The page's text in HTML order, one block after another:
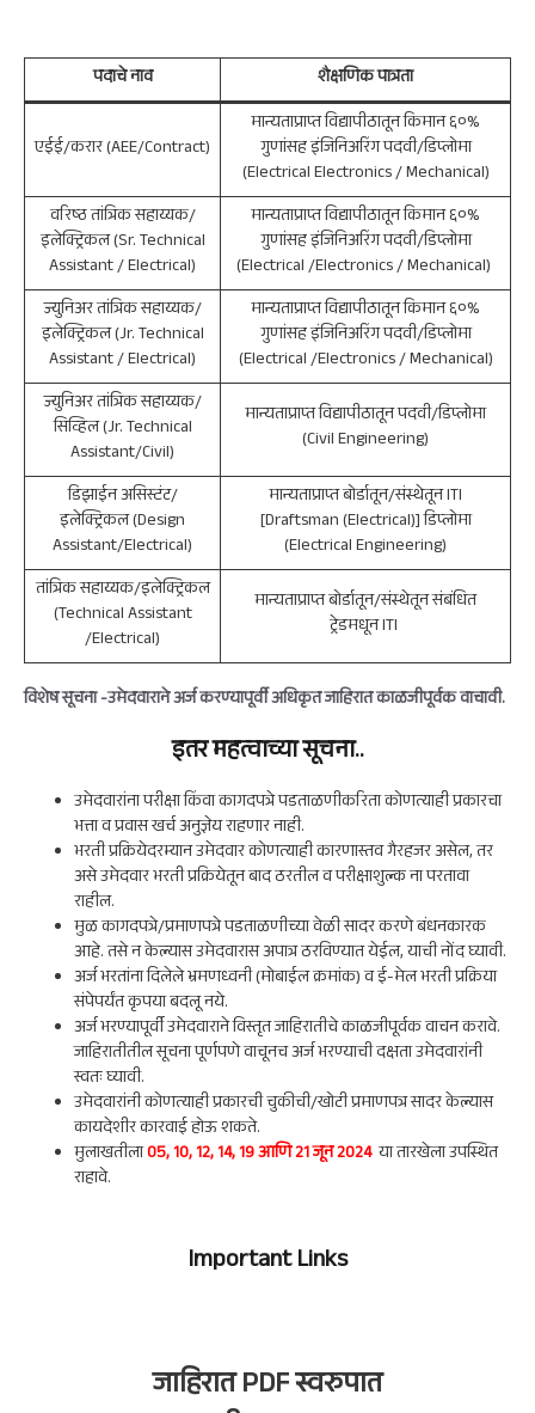
पदाचे नाव शैक्षणिक पात्रता
एईई/करार (AEE/Contract)
मान्यताप्राप्त विद्यापीठातून किमान ६०%
गुणांसह इंजिनिअरिंग पदवी/डिप्लोमा
(Electrical Electronics / Mechanical)
वरिष्ठ तांत्रिक सहाय्यक/
इलेक्ट्रिकल (Sr. Technical
Assistant / Electrical)
मान्यताप्राप्त विद्यापीठातून किमान ६०%
गुणांसह इंजिनिअरिंग पदवी/डिप्लोमा
(Electrical /Electronics / Mechanical)
ज्युनिअर तांत्रिक सहाय्यक/
इलेक्ट्रिकल (Jr. Technical
Assistant / Electrical)
मान्यताप्राप्त विद्यापीठातून किमान ६०%
गुणांसह इंजिनिअरिंग पदवी/डिप्लोमा
(Electrical /Electronics / Mechanical)
ज्युनिअर तांत्रिक सहाय्यक/
सिव्हिल (Jr. Technical
Assistant/Civil)
मान्यताप्राप्त विद्यापीठातून पदवी/डिप्लोमा
(Civil Engineering)
डिझाईन असिस्टंट/
इलेक्ट्रिकल (Design
Assistant/Electrical)
मान्यताप्राप्त बोर्डातून/संस्थेतून ITI
[Draftsman (Electrical)] डिप्लोमा
(Electrical Engineering)
तांत्रिक सहाय्यक/इलेक्ट्रिकल
(Technical Assistant
/Electrical)
मान्यताप्राप्त बोर्डातून/संस्थेतून संबंधित
ट्रेडमधून ITI
विशेष सूचना -उमेदवाराने अर्ज करण्यापूर्वी अधिकृत जाहिरात काळजीपूर्वक वाचावी.
इतर महत्वाच्या सूचना..
उमेदवारांना परीक्षा किंवा कागदपत्रे पडताळणीकरिता कोणत्याही प्रकारचा
भत्ता व प्रवास खर्च अनुज्ञेय राहणार नाही.
भरती प्रक्रियेदरम्यान उमेदवार कोणत्याही कारणास्तव गैरहजर असेल, तर
असे उमेदवार भरती प्रक्रियेतून बाद ठरतील व परीक्षाशुल्क ना परतावा
राहील.
मुळ कागदपत्रे/प्रमाणपत्रे पडताळणीच्या वेळी सादर करणे बंधनकारक
आहे. तसे न केल्यास उमेदवारास अपात्र ठरविण्यात येईल, याची नोंद घ्यावी.
अर्ज भरतांना दिलेले भ्रमणध्वनी (मोबाईल क्रमांक) व ई-मेल भरती प्रक्रिया
संपेपर्यंत कृपया बदलू नये.
अर्ज भरण्यापूर्वी उमेदवाराने विस्तृत जाहिरातीचे काळजीपूर्वक वाचन करावे.
जाहिरातीतील सूचना पूर्णपणे वाचूनच अर्ज भरण्याची दक्षता उमेदवारांनी
स्वतः घ्यावी.
उमेदवारांनी कोणत्याही प्रकारची चुकीची/खोटी प्रमाणपत्र सादर केल्यास
कायदेशीर कारवाई होऊ शकते.
मुलाखतीला05, 10, 12, 14, 19 आणि 21 जून 2024 या तारखेला उपस्थित
राहावे.
Important Links
जाहिरात PDF स्वरुपात